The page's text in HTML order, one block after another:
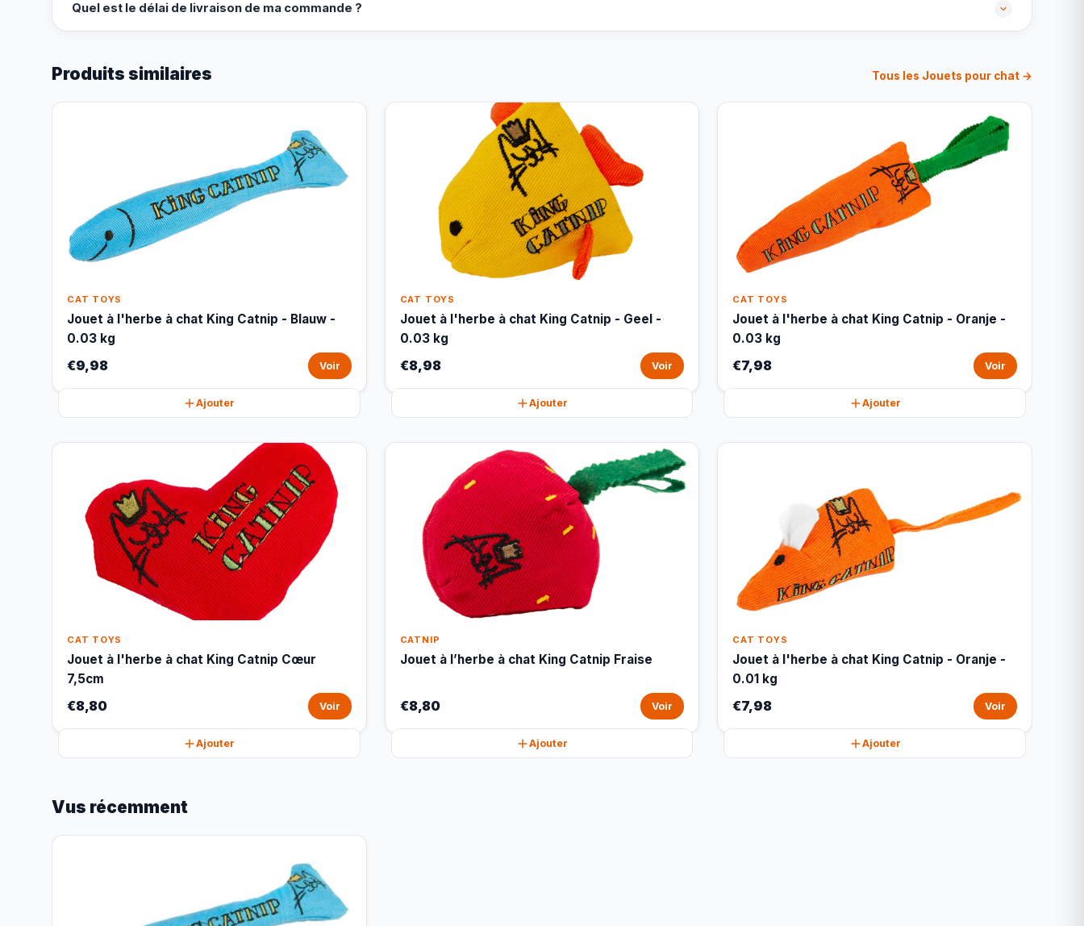
Quel est le délai de livraison de ma commande ?
Produits similaires Tous les Jouets pour chat →
CAT TOYS
Jouet à l'herbe à chat King Catnip - Blauw -
0.03 kg
€9,98 Voir
Ajouter
CAT TOYS
Jouet à l'herbe à chat King Catnip - Geel -
0.03 kg
€8,98 Voir
Ajouter
CAT TOYS
Jouet à l'herbe à chat King Catnip - Oranje -
0.03 kg
€7,98 Voir
Ajouter
CAT TOYS
Jouet à l'herbe à chat King Catnip Cœur
7,5cm
€8,80 Voir
Ajouter
CATNIP
Jouet à l’herbe à chat King Catnip Fraise
€8,80 Voir
Ajouter
CAT TOYS
Jouet à l'herbe à chat King Catnip - Oranje -
0.01 kg
€7,98 Voir
Ajouter
Vus récemment